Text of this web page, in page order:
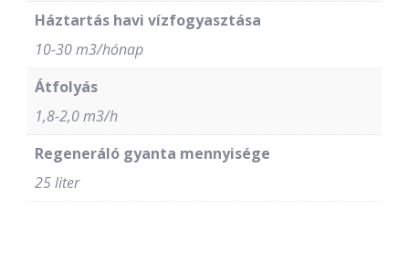
Háztartás havi vízfogyasztása
10-30 m3/hónap
Átfolyás
1,8-2,0 m3/h
Regeneráló gyanta mennyisége
25 liter